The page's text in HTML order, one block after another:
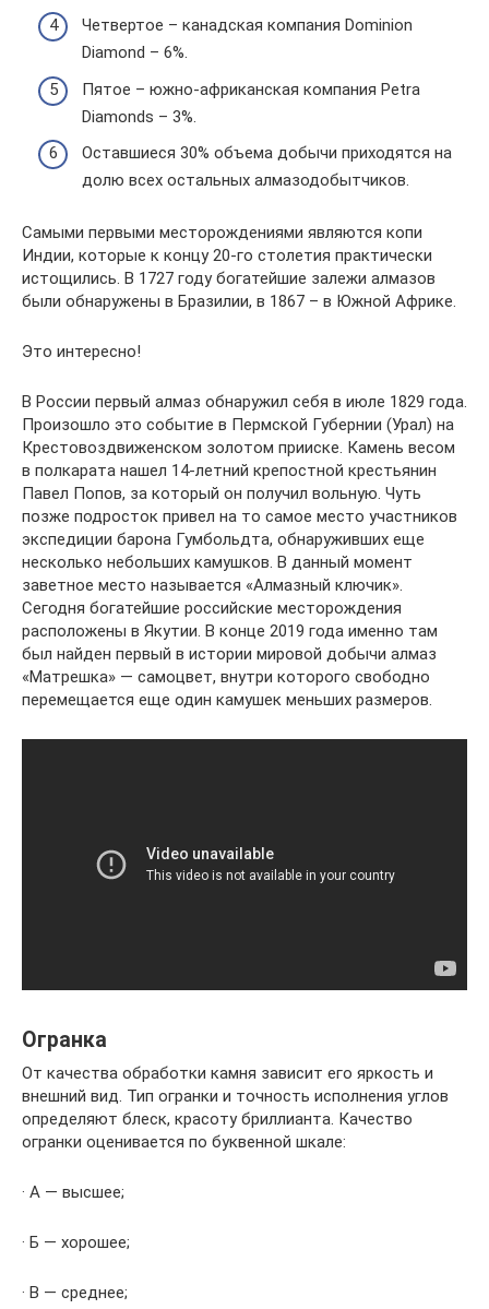
Четвертое – канадская компания Dominion
Diamond – 6%.
Пятое – южно-африканская компания Petra
Diamonds – 3%.
Оставшиеся 30% объема добычи приходятся на
долю всех остальных алмазодобытчиков.
Самыми первыми месторождениями являются копи
Индии, которые к концу 20-го столетия практически
истощились. В 1727 году богатейшие залежи алмазов
были обнаружены в Бразилии, в 1867 – в Южной Африке.
Это интересно!
В России первый алмаз обнаружил себя в июле 1829 года.
Произошло это событие в Пермской Губернии (Урал) на
Крестовоздвиженском золотом прииске. Камень весом
в полкарата нашел 14-летний крепостной крестьянин
Павел Попов, за который он получил вольную. Чуть
позже подросток привел на то самое место участников
экспедиции барона Гумбольдта, обнаруживших еще
несколько небольших камушков. В данный момент
заветное место называется «Алмазный ключик».
Сегодня богатейшие российские месторождения
расположены в Якутии. В конце 2019 года именно там
был найден первый в истории мировой добычи алмаз
«Матрешка» — самоцвет, внутри которого свободно
перемещается еще один камушек меньших размеров.
Огранка
От качества обработки камня зависит его яркость и
внешний вид. Тип огранки и точность исполнения углов
определяют блеск, красоту бриллианта. Качество
огранки оценивается по буквенной шкале:
· А — высшее;
· Б — хорошее;
· В — среднее;